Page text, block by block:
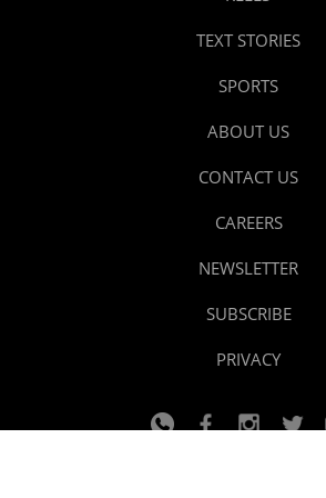
TEXT STORIES
SPORTS
ABOUT US
CONTACT US
CAREERS
NEWSLETTER
SUBSCRIBE
PRIVACY